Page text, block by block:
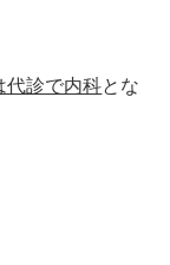
代診で内科とな